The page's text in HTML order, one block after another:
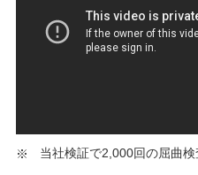
当社検証で2,000回の屈曲